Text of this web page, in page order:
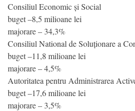
Consiliul Economic și Social
buget –8,5 milioane lei
majorare – 34,3%
Consiliul National de Soluționare a
buget –11,8 milioane lei
majorare – 4,5%
Autoritatea pentru Administrarea
buget –17,6 milioane lei
majorare – 3,5%